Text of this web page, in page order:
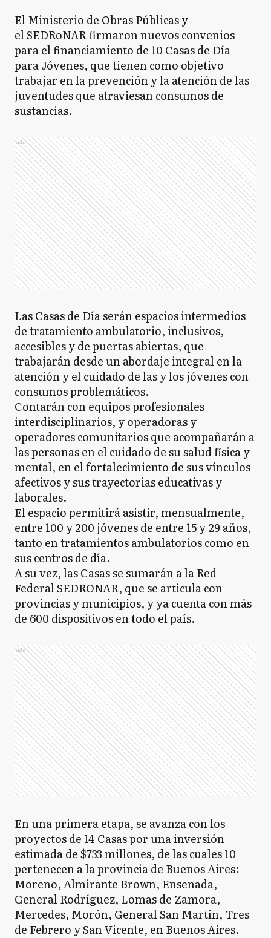
El Ministerio de Obras Públicas y
el SEDRoNAR firmaron nuevos convenios
para el financiamiento de 10 Casas de Día
para Jóvenes, que tienen como objetivo
trabajar en la prevención y la atención de las
juventudes que atraviesan consumos de
sustancias.
Ads
Las Casas de Día serán espacios intermedios
de tratamiento ambulatorio, inclusivos,
accesibles y de puertas abiertas, que
trabajarán desde un abordaje integral en la
atención y el cuidado de las y los jóvenes con
consumos problemáticos.
Contarán con equipos profesionales
interdisciplinarios, y operadoras y
operadores comunitarios que acompañarán a
las personas en el cuidado de su salud física y
mental, en el fortalecimiento de sus vínculos
afectivos y sus trayectorias educativas y
laborales.
El espacio permitirá asistir, mensualmente,
entre 100 y 200 jóvenes de entre 15 y 29 años,
tanto en tratamientos ambulatorios como en
sus centros de día.
A su vez, las Casas se sumarán a la Red
Federal SEDRONAR, que se articula con
provincias y municipios, y ya cuenta con más
de 600 dispositivos en todo el país.
Ads
En una primera etapa, se avanza con los
proyectos de 14 Casas por una inversión
estimada de $733 millones, de las cuales 10
pertenecen a la provincia de Buenos Aires:
Moreno, Almirante Brown, Ensenada,
General Rodríguez, Lomas de Zamora,
Mercedes, Morón, General San Martín, Tres
de Febrero y San Vicente, en Buenos Aires.